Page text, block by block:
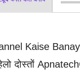
Kaise
दोस्तों